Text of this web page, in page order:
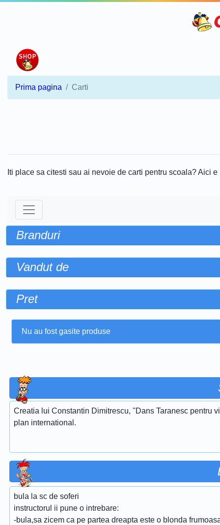
Prima pagina Carti
Iti place sa citesti sau ai nevoie de carti pentru scoala? Aici
Branduri
Vandut de
Pret
Nu au fost gasite produse
Creatia lui Constantin Dimitrescu, ''Dans Taranesc pentru
plan international.
bula la sc de soferi
instructorul ii pune o intrebare:
-bula,sa zicem ca pe partea dreapta este o blonda